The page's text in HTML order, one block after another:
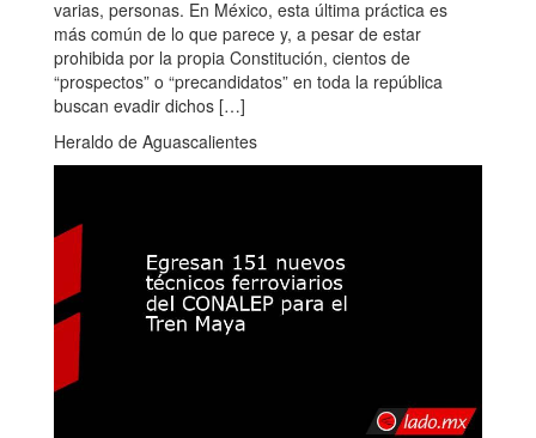
varias, personas. En México, esta última práctica es
más común de lo que parece y, a pesar de estar
prohibida por la propia Constitución, cientos de
“prospectos” o “precandidatos” en toda la república
buscan evadir dichos […]
Heraldo de Aguascalientes